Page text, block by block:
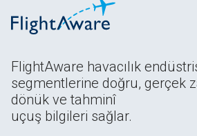
FlightAware havacılık
segmentlerine doğru, gerçek
dönük ve tahminî
uçuş bilgileri sağlar.